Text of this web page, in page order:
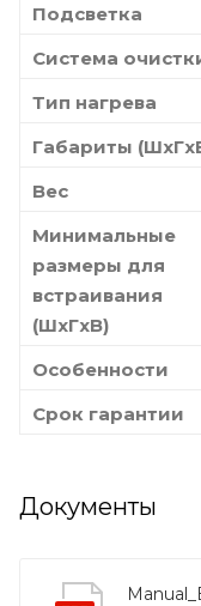
Подсветка
Система
Тип нагрева
Габариты
Вес
Минимальные
размеры для
встраивания
(ШxГxВ)
Особенности
Срок гарантии
Документы